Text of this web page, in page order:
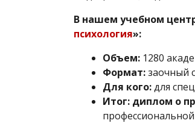
В нашем учебном
психология»:
Объем: 1280
Формат:заочный
Для кого:для
Итог: диплом о